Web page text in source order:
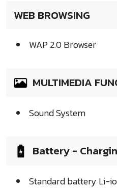
WEB BROWSING
WAP 2.0 Browser
MULTIMEDIA
Sound System
Battery -
Standard battery Li-